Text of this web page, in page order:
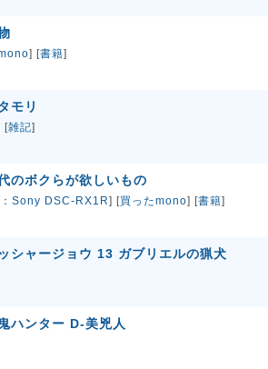
] [書籍]
モリ
[雑記]
のボクらが欲しいもの
Sony DSC-RX1R] [買ったmono] [書籍]
シャージョウ 13 ガブリエルの猟犬
ハンター D-美兇人